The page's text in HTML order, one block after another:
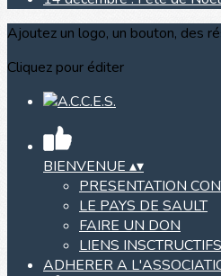
Ajoutez un logo, un bouton, des
Cliquez pour éditer
BIENVENUE ▴▾
PRESENTATION
LE PAYS DE SAULT
FAIRE UN DON
LIENS INSCTRUCTIFS
ADHERER A